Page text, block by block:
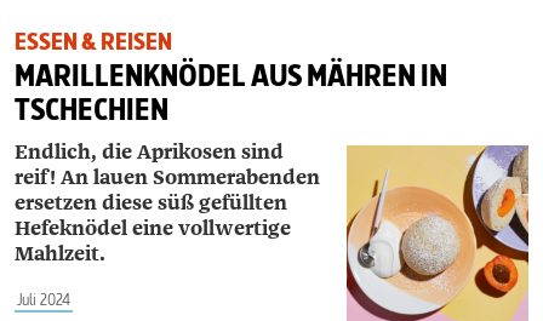
ESSEN & REISEN
MARILLENKNÖDEL AUS MÄHREN IN
TSCHECHIEN
Endlich, die Aprikosen sind
reif! An lauen Sommerabenden
ersetzen diese süß gefüllten
Hefeknödel eine vollwertige
Mahlzeit.
Juli 2024